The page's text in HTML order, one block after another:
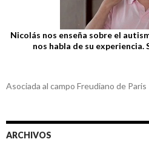
Nicolás nos enseña sobre el
nos habla de su
Asociada al campo Freudiano de Paris
ARCHIVOS